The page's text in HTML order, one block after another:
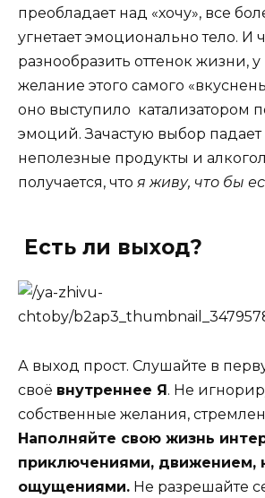
преобладает над «хочу», все
угнетает эмоционально тело. И
разнообразить оттенок жизни, у
желание этого самого
оно выступило катализатором
эмоций. Зачастую выбор падает
неполезные продукты и
получается, что я живу, что бы
Есть ли выход?
А выход прост. Слушайте в
своё внутреннее Я. Не
собственные желания,
Наполняйте свою жизнь
приключениями, движением,
ощущениями. Не разрешайте